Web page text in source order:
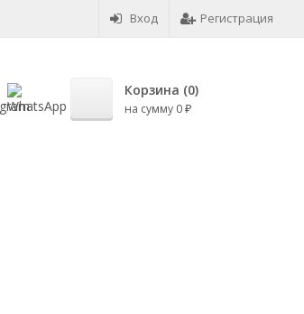
Вход Регистрация
Корзина (0)
на сумму 0 ₽